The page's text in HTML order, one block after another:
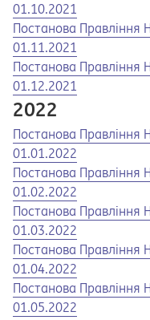
01.10.2021
Opens in a new tab
Opens a pdf
Постанова Правління
01.11.2021
Opens in a new tab
Opens a pdf
Постанова Правління
01.12.2021
2022
Opens in a new tab
Opens a pdf
Постанова Правління
01.01.2022
Opens in a new tab
Opens a pdf
Постанова Правління
01.02.2022
Opens in a new tab
Opens a pdf
Постанова Правління
01.03.2022
Opens in a new tab
Opens a pdf
Постанова Правління
01.04.2022
Opens in a new tab
Opens a pdf
Постанова Правління
01.05.2022